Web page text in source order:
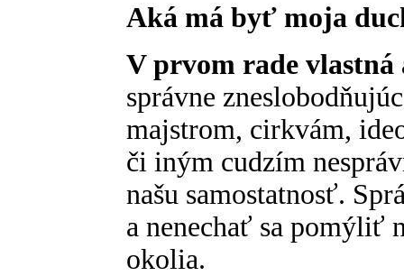
Aká má byť moja
V prvom rade
správne
majstrom, cirkvám,
či iným cudzím
našu samostatnosť.
a nenechať sa pomýliť
okolia.